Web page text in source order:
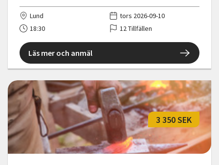
Lund
tors 2026-09-10
18:30
12 Tillfällen
Läs mer och anmäl
3 350 SEK